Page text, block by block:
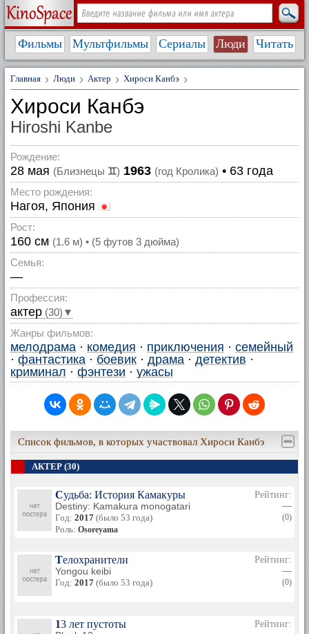
Фильмы Мультфильмы Сериалы Люди Читать
Главная Люди Актер Хироси Канбэ
Хироси Канбэ
Hiroshi Kanbe
Рождение:
28 мая (Близнецы ♊) 1963 (год Кролика) • 63 года
Место рождения:
Нагоя, Япония
Рост:
160 см (1.6 м) • (5 футов 3 дюйма)
Семья:
—
Профессия:
актер (30)▼
Жанры фильмов:
мелодрама · комедия · приключения · семейный
· фантастика · боевик · драма · детектив ·
криминал · фэнтези · ужасы
Список фильмов, в которых участвовал Хироси Канбэ
АКТЕР (30)
Судьба: История Камакуры
Destiny: Kamakura monogatari
Год: 2017 (было 53 года)
Роль: Osoreyama
Рейтинг:
—
(0)
Телохранители
Yongou keibi
Год: 2017 (было 53 года)
Рейтинг:
—
(0)
13 лет пустоты
Рейтинг: